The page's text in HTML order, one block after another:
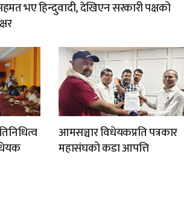
भए हिन्दुवादी, देखिएन सरकारी पक्षको
आमसञ्चार विधेयकप्रति पत्रकार
महासंघको कडा आपत्ति